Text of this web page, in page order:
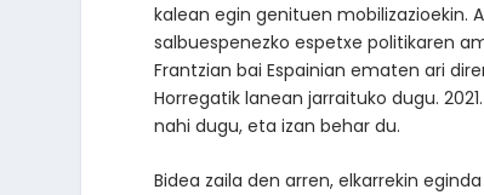
kalean egin genituen mobilizazioekin.
salbuespenezko espetxe politikaren
Frantzian bai Espainian ematen ari
Horregatik lanean jarraituko dugu.
nahi dugu, eta izan behar du.
Bidea zaila den arren, elkarrekin